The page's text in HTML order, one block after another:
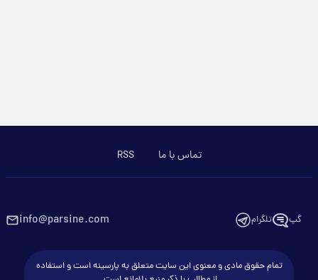
تماس با ما RSS
گپ تلگرام info@parsine.com
تمام حقوق مادی و معنوی این سایت متعلق به پارسینه است و استفاده